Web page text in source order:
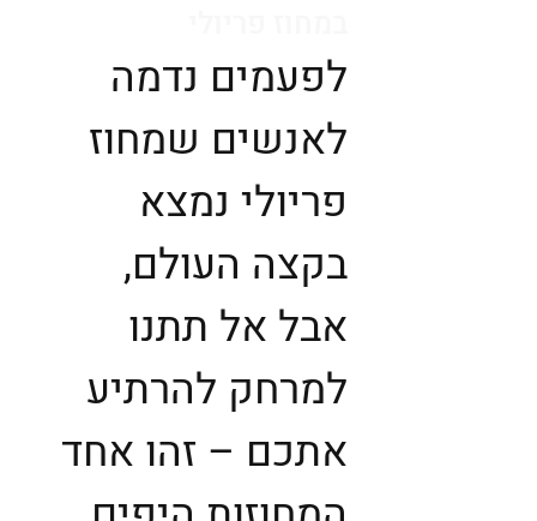
לפעמים נדמה
לאנשים שמחוז
פריולי נמצא
בקצה העולם,
אבל אל תתנו
למרחק להרתיע
אתכם – זהו אחד